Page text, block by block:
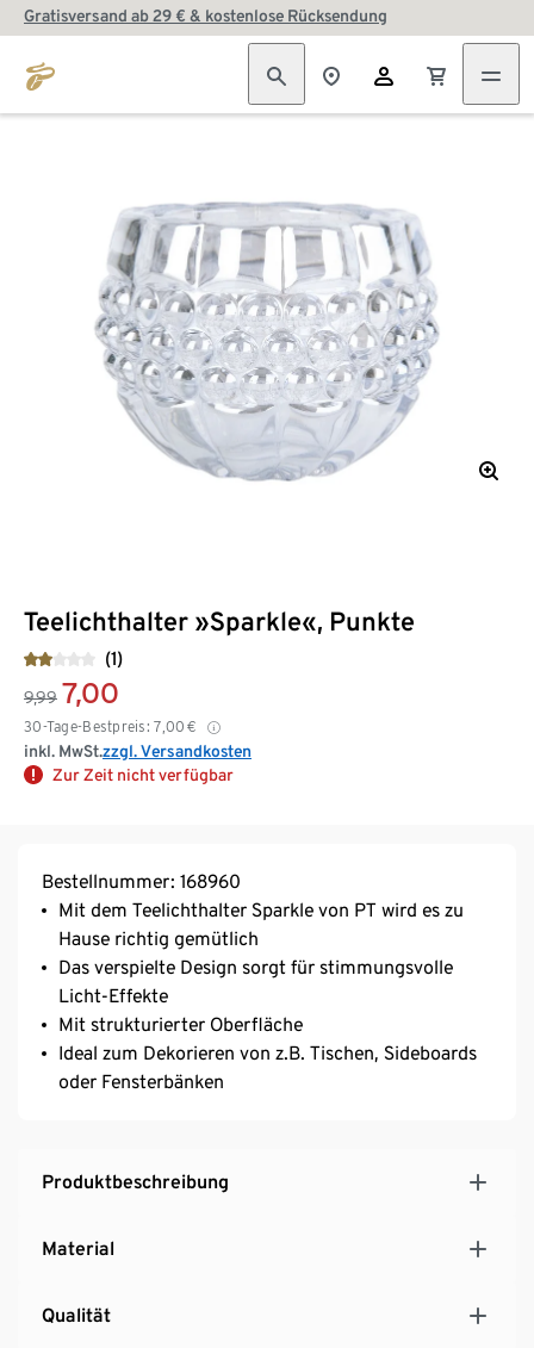
Gratisversand ab 29 € & kostenlose Rücksendung
Teelichthalter »Sparkle«, Punkte
(1)
9,99 7,00
30-Tage-Bestpreis: 7,00 €
inkl. MwSt.zzgl. Versandkosten
Zur Zeit nicht verfügbar
Bestellnummer: 168960
Mit dem Teelichthalter Sparkle von PT wird es zu
Hause richtig gemütlich
Das verspielte Design sorgt für stimmungsvolle
Licht-Effekte
Mit strukturierter Oberfläche
Ideal zum Dekorieren von z.B. Tischen, Sideboards
oder Fensterbänken
Produktbeschreibung
Material
Qualität